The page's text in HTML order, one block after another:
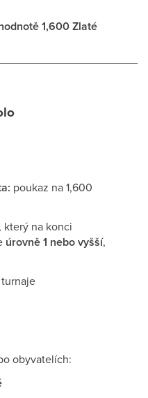
1,600 Zlaté
poukaz na 1,600
na konci
úrovně 1 nebo vyšší,
obyvatelích: